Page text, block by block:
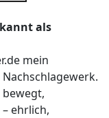
als
mein
ehrlich,